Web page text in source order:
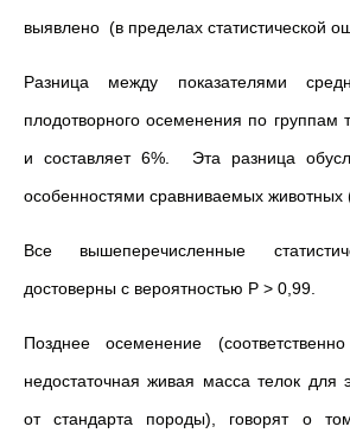
выявлено (в пределах статистической
Разница между показателями
плодотворного осеменения по группам
и составляет 6%. Эта разница
особенностями сравниваемых животных
Все вышеперечисленные
достоверны с вероятностью Р > 0,99.
Позднее осеменение
недостаточная живая масса телок для
от стандарта породы), говорят о